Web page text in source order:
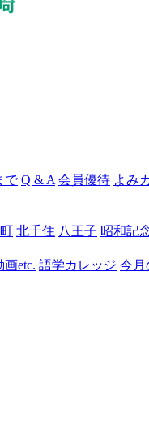
ャ
川
崎
で Q & A 会員優待 よみ
北千住 八王子 昭和記
etc. 語学カレッジ 今月